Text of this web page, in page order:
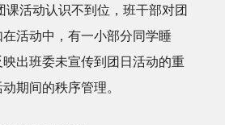
课活动认识不到位，班干部对团
活动中，有一小部分同学睡
出班委未宣传到团日活动的重
期间的秩序管理。